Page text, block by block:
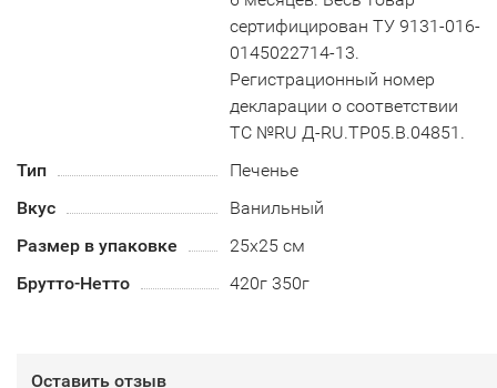
сертифицирован ТУ 9131-016-
0145022714-13.
Регистрационный номер
декларации о соответствии
ТС №RU Д-RU.TP05.B.04851.
Тип
Печенье
Вкус
Ванильный
Размер в упаковке
25х25 см
Брутто-Нетто
420г 350г
Оставить отзыв